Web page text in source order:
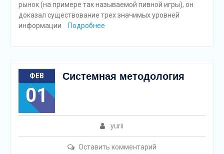
рынок (на примере так называемой пивной игры), он
доказал существование трех значимых уровней
информации
Подробнее
ФЕВ
01
Системная методология
yurii
Оставить комментарий